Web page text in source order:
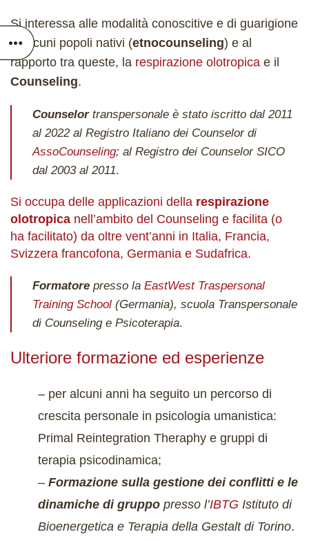
Si interessa alle modalità conoscitive e di guarigione
di alcuni popoli nativi (etnocounseling) e al
rapporto tra queste, la respirazione olotropica e il
Counseling.
Counselortranspersonale è stato iscritto dal 2011
al 2022 al Registro Italiano dei Counselor di
AssoCounseling; al Registro dei Counselor SICO
dal 2003 al 2011.
Si occupa delle applicazioni della respirazione
olotropica nell’ambito del Counseling e facilita (o
ha facilitato) da oltre vent’anni in Italia, Francia,
Svizzera francofona, Germania e Sudafrica.
Formatore presso la EastWest Traspersonal
Training School (Germania), scuola Transpersonale
di Counseling e Psicoterapia.
Ulteriore formazione ed esperienze
– per alcuni anni ha seguito un percorso di
crescita personale in psicologia umanistica:
Primal Reintegration Theraphy e gruppi di
terapia psicodinamica;
– Formazione sulla gestione dei conflitti e le
dinamiche di gruppo presso l’IBTG Istituto di
Bioenergetica e Terapia della Gestalt di Torino.